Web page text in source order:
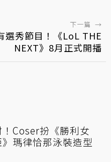
下一篇 →
選秀節目！《LoL THE
NEXT》8月正式開播
Coser扮《勝利女
瑪律恰那泳裝造型